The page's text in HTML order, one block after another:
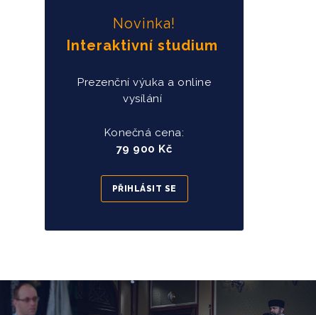
Novinka!
Interaktivní studium
Prezenční výuka a online
vysílání
Konečná cena:
79 900 Kč
PŘIHLÁSIT SE